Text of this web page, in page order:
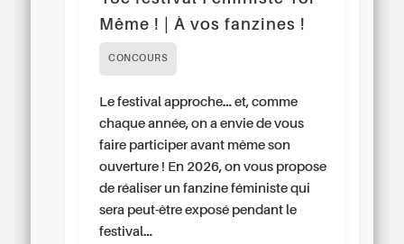
Même ! | À vos fanzines !
CONCOURS
Le festival approche… et, comme
chaque année, on a envie de vous
faire participer avant même son
ouverture ! En 2026, on vous propose
de réaliser un fanzine féministe qui
sera peut-être exposé pendant le
festival…